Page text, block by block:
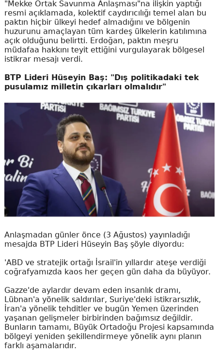
"Mekke Ortak Savunma Anlaşması"na ilişkin yaptığı
resmi açıklamada, kolektif caydırıcılığı temel alan bu
paktın hiçbir ülkeyi hedef almadığını ve bölgenin
huzurunu amaçlayan tüm kardeş ülkelerin katılımına
açık olduğunu belirtti. Erdoğan, paktın meşru
müdafaa hakkını teyit ettiğini vurgulayarak bölgesel
istikrar mesajı verdi.
BTP Lideri Hüseyin Baş: "Dış politikadaki tek
pusulamız milletin çıkarları olmalıdır"
Anlaşmadan günler önce (3 Ağustos) yayınladığı
mesajda BTP Lideri Hüseyin Baş şöyle diyordu:
'ABD ve stratejik ortağı İsrail'in yıllardır ateşe verdiği
coğrafyamızda kaos her geçen gün daha da büyüyor.
Gazze'de aylardır devam eden insanlık dramı,
Lübnan'a yönelik saldırılar, Suriye'deki istikrarsızlık,
İran'a yönelik tehditler ve bugün Yemen üzerinden
yaşanan gelişmeler birbirinden bağımsız değildir.
Bunların tamamı, Büyük Ortadoğu Projesi kapsamında
bölgeyi yeniden şekillendirmeye yönelik aynı planın
farklı aşamalarıdır.